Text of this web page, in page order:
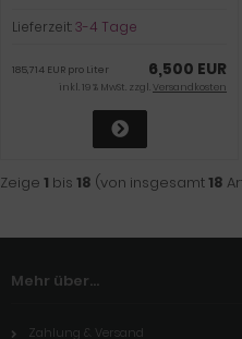
Lieferzeit:3-4 Tage
6,500 EUR
185,714 EUR pro Liter
inkl. 19 % MwSt. zzgl.Versandkosten
Zeige 1 bis 18 (von insgesamt18
Mehr über...
Zahlung & Versand